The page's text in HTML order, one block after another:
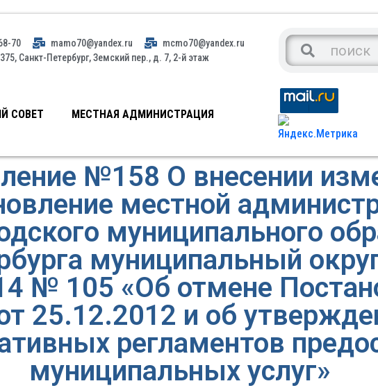
70 mamo70@yandex.ru
mcmo70@yandex.ru
Санкт-Петербург, Земский пер., д. 7, 2-й этаж
СОВЕТ МЕСТНАЯ АДМИНИСТРАЦИЯ
№158 О внесении
местной
муниципального
муниципальный
№ 105 «Об отмене
25.12.2012 и об
регламентов
муниципальных услуг»